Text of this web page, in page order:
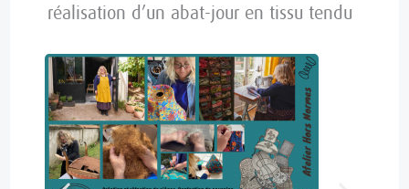
réalisation d’un abat-jour en tissu tendu